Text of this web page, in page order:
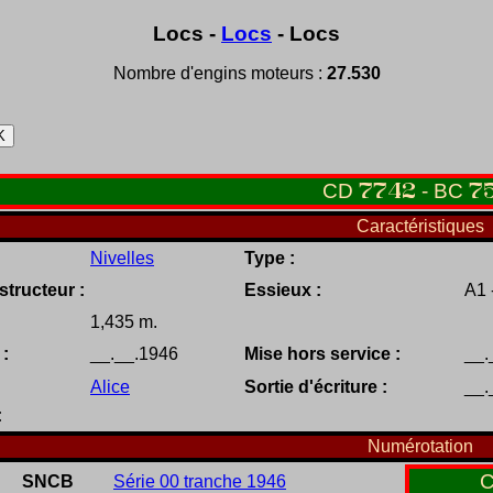
Locs - Locs - Locs
Nombre d'engins moteurs : 27.530
CD 7742 - BC
Caractéristiques
Nivelles
Type :
:
Essieux :
A1
1,435 m.
__.__.1946 Mise hors service :
Alice
Sortie d'écriture :
Numérotation
SNCB
Série 00 tranche 1946